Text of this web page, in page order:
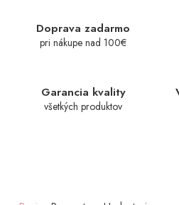
Doprava zadarmo
pri nákupe nad 100€
Garancia kvality
všetkých produktov